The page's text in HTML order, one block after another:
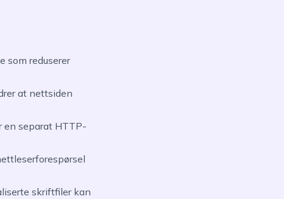
som reduserer
at nettsiden
en separat HTTP-
skriftfiler kan